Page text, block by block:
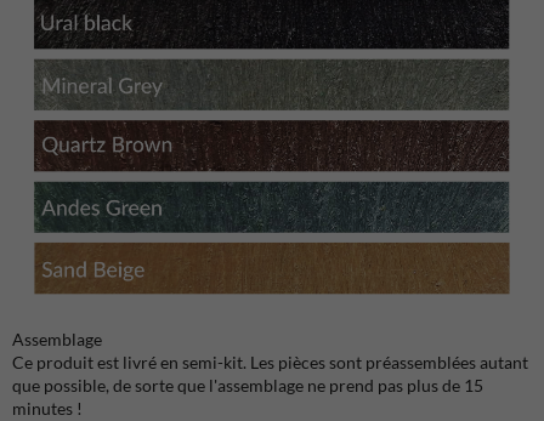
Assemblage
Ce produit est livré en semi-kit. Les pièces sont préassemblées autant
que possible, de sorte que l'assemblage ne prend pas plus de 15
minutes !